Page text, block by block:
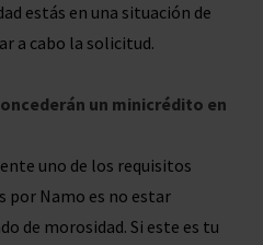
estás en una situación de
a cabo la solicitud.
un minicrédito en
uno de los requisitos
por Namo es no estar
de morosidad. Si este es tu